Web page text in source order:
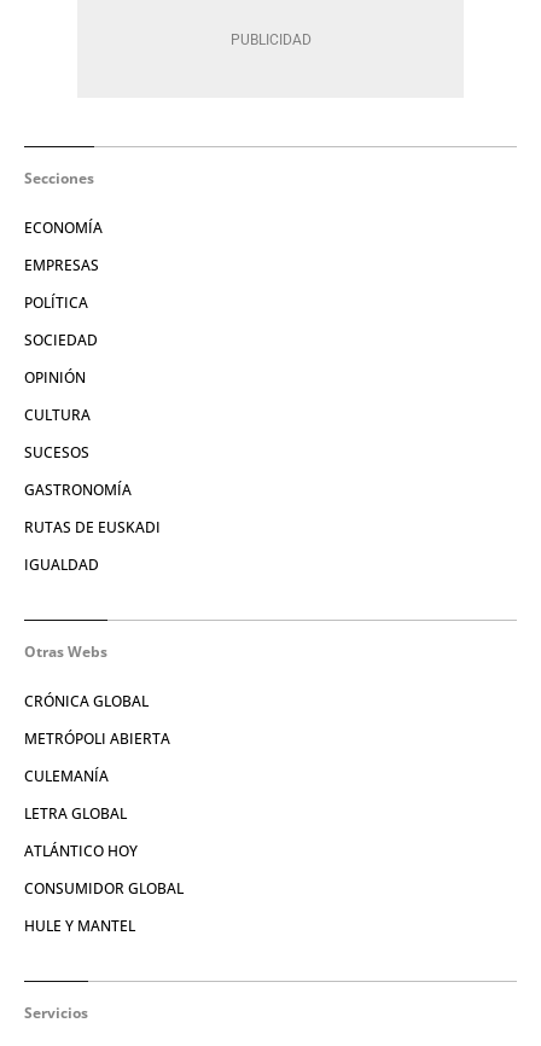
Secciones
ECONOMÍA
EMPRESAS
POLÍTICA
SOCIEDAD
OPINIÓN
CULTURA
SUCESOS
GASTRONOMÍA
RUTAS DE EUSKADI
IGUALDAD
Otras Webs
CRÓNICA GLOBAL
METRÓPOLI ABIERTA
CULEMANÍA
LETRA GLOBAL
ATLÁNTICO HOY
CONSUMIDOR GLOBAL
HULE Y MANTEL
Servicios